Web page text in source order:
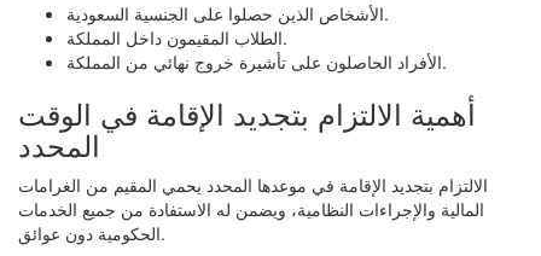
الأشخاص الذين حصلوا على الجنسية السعودية.
الطلاب المقيمون داخل المملكة.
الأفراد الحاصلون على تأشيرة خروج نهائي من المملكة.
أهمية الالتزام بتجديد الإقامة في الوقت
المحدد
الالتزام بتجديد الإقامة في موعدها المحدد يحمي المقيم من الغرامات
المالية والإجراءات النظامية، ويضمن له الاستفادة من جميع الخدمات
الحكومية دون عوائق.